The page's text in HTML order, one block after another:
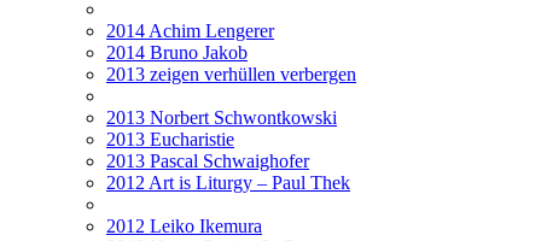
2014 Achim Lengerer
2014 Bruno Jakob
2013 zeigen verhüllen verbergen
2013 Norbert Schwontkowski
2013 Eucharistie
2013 Pascal Schwaighofer
2012 Art is Liturgy – Paul Thek
2012 Leiko Ikemura